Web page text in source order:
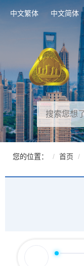
航
区
跳
转
到
主
要
内
域
中文繁体 中文简体
您的位置： 首页